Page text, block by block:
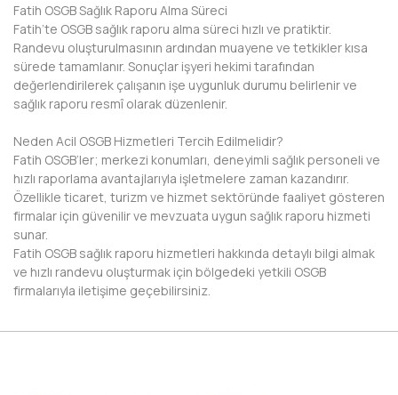
DENİZLİ
DİYARBAKIR
DÜZCE
ELAZIĞ
ERZİNCAN
ERZURUM
ESKİŞEHİR
Fatih OSGB Sağlık Raporu Alma Süreci
Fatih’te OSGB sağlık raporu alma süreci hızlı ve pratiktir.
Randevu oluşturulmasının ardından muayene ve tetkikler kısa
sürede tamamlanır. Sonuçlar işyeri hekimi tarafından
değerlendirilerek çalışanın işe uygunluk durumu belirlenir ve
sağlık raporu resmî olarak düzenlenir.
Neden Acil OSGB Hizmetleri Tercih Edilmelidir?
Fatih OSGB’ler; merkezi konumları, deneyimli sağlık personeli ve
hızlı raporlama avantajlarıyla işletmelere zaman kazandırır.
Özellikle ticaret, turizm ve hizmet sektöründe faaliyet gösteren
firmalar için güvenilir ve mevzuata uygun sağlık raporu hizmeti
sunar.
Fatih OSGB sağlık raporu hizmetleri hakkında detaylı bilgi almak
ve hızlı randevu oluşturmak için bölgedeki yetkili OSGB
firmalarıyla iletişime geçebilirsiniz.